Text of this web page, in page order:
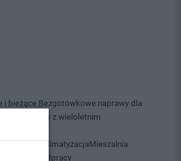
bieżące.Bezgotówkowe naprawy dla
z wieloletnim
do współpracy